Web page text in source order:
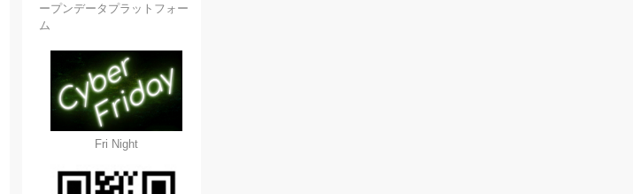
ープンデータプラットフォー
ム
Fri Night